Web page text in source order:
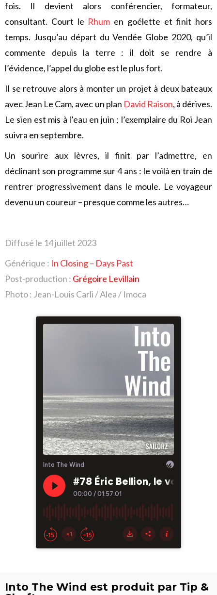
fois. Il devient alors conférencier, formateur,
consultant. Court le Rhum en goélette et finit hors
temps. Jusqu’au départ du Vendée Globe 2020, qu’il
commente depuis la terre : il doit se rendre à
l’évidence, l’appel du globe est le plus fort.
Il se retrouve alors à monter un projet à deux bateaux
avec Jean Le Cam, avec un plan David Raison, à dérives.
Le sien est mis à l’eau en juin ; l’exemplaire du Roi Jean
suivra en septembre.
Un sourire aux lèvres, il finit par l’admettre, en
déclinant son programme sur 4 ans : le voilà en train de
rentrer progressivement dans le moule. Le voyageur
devenu un coureur – presque comme les autres…
Diffusé le 14 juillet 2023
Générique : In Closing – Days Past
Post-production : Grégoire Levillain
Photo : Jean-Louis Carli / Alea / Imoca
Into The Wind est produit par Tip &